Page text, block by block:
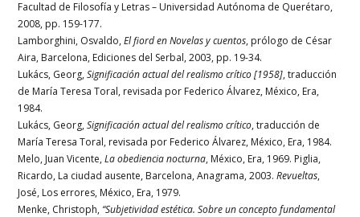
Facultad de Filosofía y Letras – Universidad Autónoma de Querétaro,
2008, pp. 159-177.
Lamborghini, Osvaldo,El fiord en Novelas y cuentos, prólogo de César
Aira, Barcelona, Ediciones del Serbal, 2003, pp. 19-34.
Lukács, Georg,Significación actual del realismo crítico [1958], traducción
de María Teresa Toral, revisada por Federico Álvarez, México, Era,
1984.
Lukács, Georg,Significación actual del realismo crítico, traducción de
María Teresa Toral, revisada por Federico Álvarez, México, Era, 1984.
Melo, Juan Vicente,La obediencia nocturna, México, Era, 1969. Piglia,
Ricardo, La ciudad ausente, Barcelona, Anagrama, 2003.Revueltas,
José, Los errores, México, Era, 1979.
Menke, Christoph,“Subjetividad estética. Sobre un concepto fundamental